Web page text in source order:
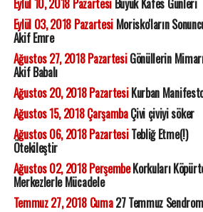
Eylül 10, 2018 PazartesiBüyük Kafes Günleri
Eylül 03, 2018 PazartesiMorisko'ların
Akif Emre
Ağustos 27, 2018 PazartesiGönüllerin
Akif Babalı
Ağustos 20, 2018 PazartesiKurban
Ağustos 15, 2018 ÇarşambaÇivi çiviyi söker
Ağustos 06, 2018 PazartesiTebliğ Etme(!)
Ötekileştir
Ağustos 02, 2018 PerşembeKorkuları
Merkezlerle Mücadele
Temmuz 27, 2018 Cuma27 Temmuz